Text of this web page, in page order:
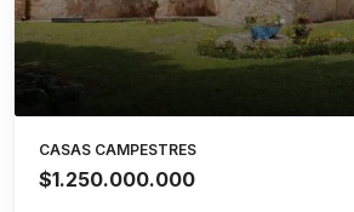
CASAS CAMPESTRES
$1.250.000.000